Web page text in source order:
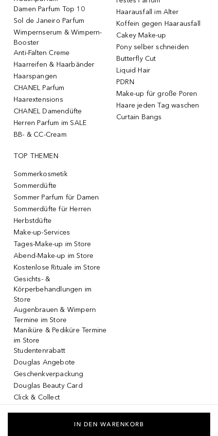
Damen Parfum Top 10
Sol de Janeiro Parfum
Wimpernserum & Wimpern-
Booster
Anti-Falten Creme
Haarreifen & Haarbänder
Haarspangen
CHANEL Parfum
Haarextensions
CHANEL Damendüfte
Herren Parfum im SALE
BB- & CC-Cream
Haarausfall im Alter
Koffein gegen Haarausfall
Cakey Make-up
Pony selber schneiden
Butterfly Cut
Liquid Hair
PDRN
Make-up für große Poren
Haare jeden Tag waschen
Curtain Bangs
TOP THEMEN
Sommerkosmetik
Sommerdüfte
Sommer Parfum für Damen
Sommerdüfte für Herren
Herbstdüfte
Make-up-Services
Tages-Make-up im Store
Abend-Make-up im Store
Kostenlose Rituale im Store
Gesichts- &
Körperbehandlungen im
Store
Augenbrauen & Wimpern
Termine im Store
Maniküre & Pediküre Termine
im Store
Studentenrabatt
Douglas Angebote
Geschenkverpackung
Douglas Beauty Card
Click & Collect
IN DEN WARENKORB